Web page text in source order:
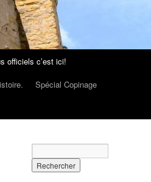
officiels c’est ici!
Spécial Copinage